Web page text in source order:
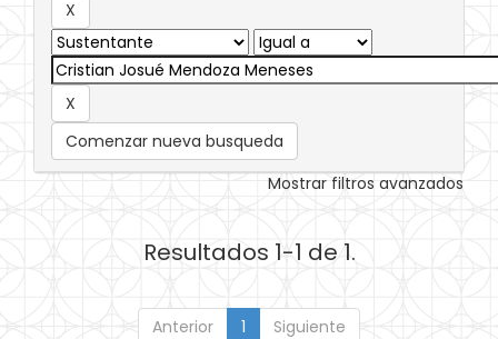
Comenzar nueva busqueda
Mostrar filtros avanzados
Resultados 1-1 de 1.
Anterior 1 Siguiente